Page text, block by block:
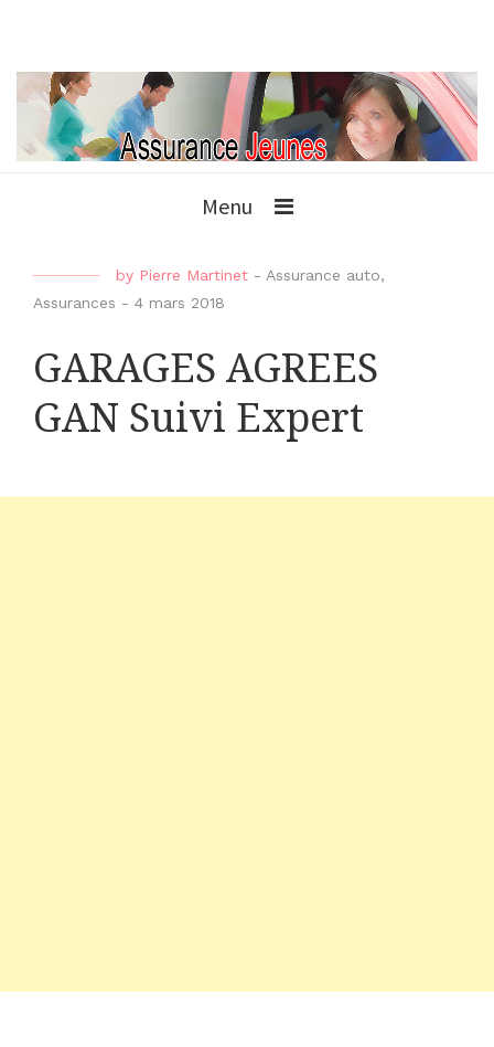
Menu
by Pierre Martinet - Assurance auto,
Assurances - 4 mars 2018
GARAGES AGREES
GAN Suivi Expert